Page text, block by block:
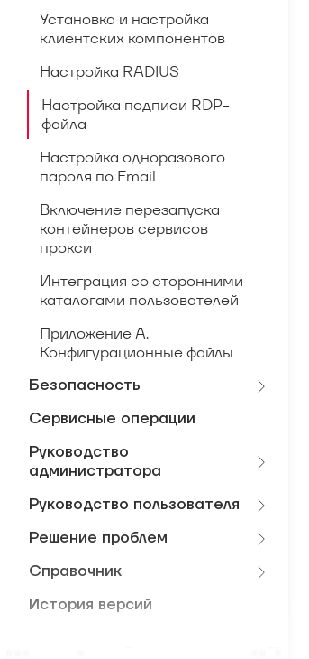
Установка и настройка
клиентских компонентов
Настройка RADIUS
Настройка подписи RDP-
файла
Настройка одноразового
пароля по Email
Включение перезапуска
контейнеров сервисов
прокси
Интеграция со сторонними
каталогами пользователей
Приложение А.
Конфигурационные файлы
Безопасность
Сервисные операции
Руководство
администратора
Руководство пользователя
Решение проблем
Справочник
История версий